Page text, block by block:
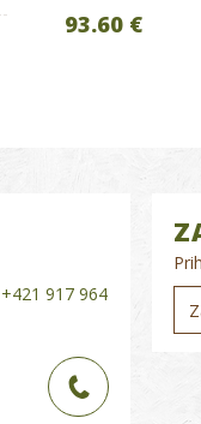
93.60 €
+421 917 964